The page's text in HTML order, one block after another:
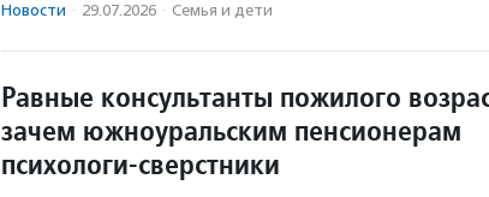
Новости · 29.07.2026 · Семья и дети
Равные консультанты пожилого
зачем южноуральским пенсионерам
психологи-сверстники